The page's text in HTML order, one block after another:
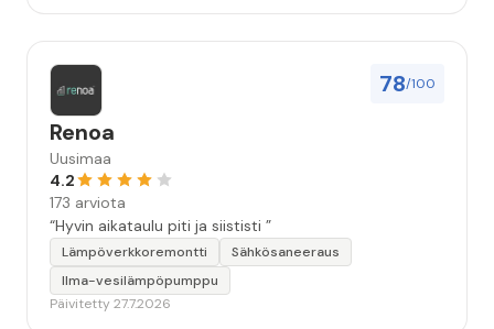
78/100
Renoa
Uusimaa
4.2
173 arviota
“Hyvin aikataulu piti ja siististi ”
Lämpöverkkoremontti
Sähkösaneeraus
Ilma-vesilämpöpumppu
Päivitetty 27.7.2026